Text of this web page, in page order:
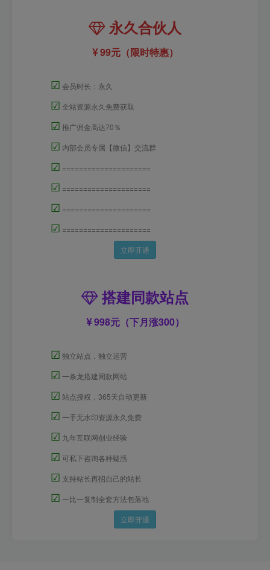
永久合伙人
99元（限时特惠）
☑ 会员时长：永久
☑ 全站资源永久免费获取
☑ 推广佣金高达70％
☑ 内部会员专属【微信】交流群
☑ =====================
☑ =====================
☑ =====================
☑ =====================
立即开通
搭建同款站点
998元（下月涨300）
☑ 独立站点，独立运营
☑ 一条龙搭建同款网站
☑ 站点授权，365天自动更新
☑ 一手无水印资源永久免费
☑ 九年互联网创业经验
☑ 可私下咨询各种疑惑
☑ 支持站长再招自己的站长
☑ 一比一复制全套方法包落地
立即开通